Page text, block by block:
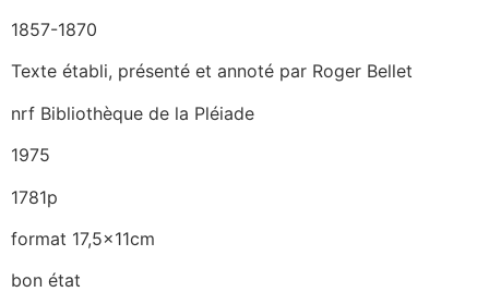
1857-1870
Texte établi, présenté et annoté par Roger Bellet
nrf Bibliothèque de la Pléiade
1975
1781p
format 17,5x11cm
bon état